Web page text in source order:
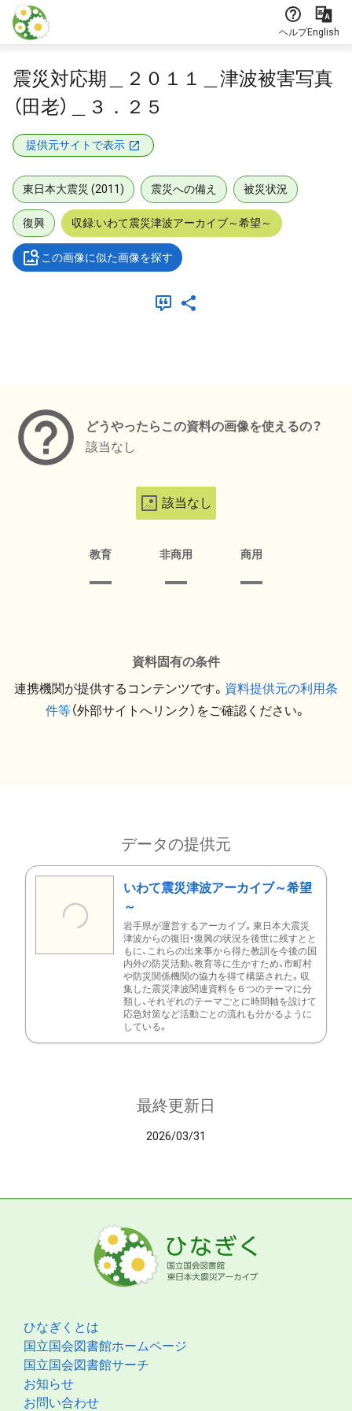
本文に飛ぶ
ヘルプEnglish
震災対応期＿２０１１＿津波被害写真
（田老）＿３．２５
提供元サイトで表示
東日本大震災 (2011) 震災への備え 被災状況
復興 収録:いわて震災津波アーカイブ～希望～
この画像に似た画像を探す
どうやったらこの資料の画像を使えるの？
該当なし
該当なし
教育 非商用 商用
資料固有の条件
連携機関が提供するコンテンツです。 資料提供元の利用条
件等（外部サイトへリンク）をご確認ください。
データの提供元
いわて震災津波アーカイブ～希望
～
岩手県が運営するアーカイブ。東日本大震災
津波からの復旧・復興の状況を後世に残すとと
もに、これらの出来事から得た教訓を今後の国
内外の防災活動、教育等に生かすため、市町村
や防災関係機関の協力を得て構築された。収
集した震災津波関連資料を６つのテーマに分
類し、それぞれのテーマごとに時間軸を設けて
応急対策など活動ごとの流れも分かるように
している。
最終更新日
2026/03/31
ひなぎくとは
国立国会図書館ホームページ
国立国会図書館サーチ
お知らせ
お問い合わせ